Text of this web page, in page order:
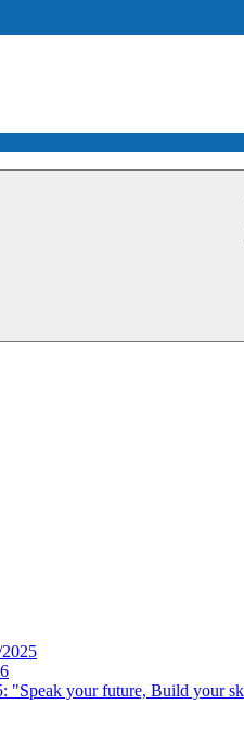
"Speak your future, Build your